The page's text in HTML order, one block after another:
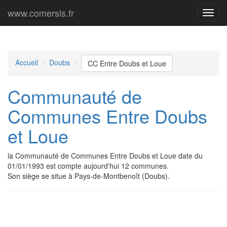
Menu
www.comersis.fr
Accueil Doubs CC Entre Doubs et Loue
Communauté de
Communes Entre Doubs
et Loue
la Communauté de Communes Entre Doubs et Loue date du
01/01/1993 est compte aujourd'hui 12 communes.
Son siège se situe à Pays-de-Montbenoît (Doubs).